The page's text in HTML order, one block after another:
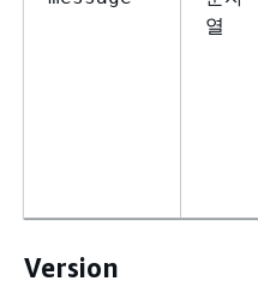
열
Version